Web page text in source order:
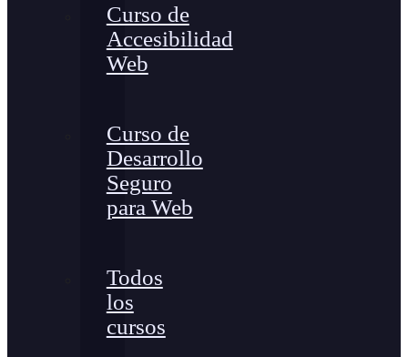
Curso de
Accesibilidad
Web
Curso de
Desarrollo
Seguro
para Web
Todos
los
cursos